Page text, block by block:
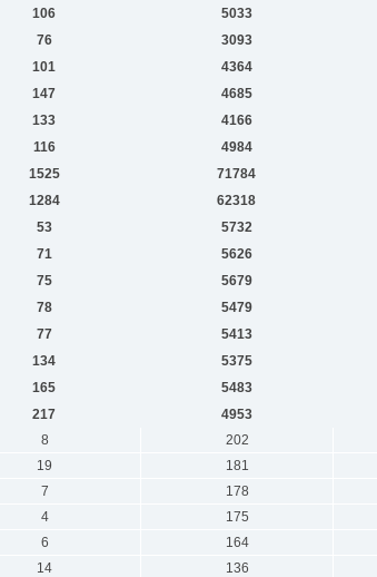
106 5033
76 3093
101 4364
147 4685
133 4166
116 4984
1525 71784
1284 62318
53 5732
71 5626
75 5679
78 5479
77 5413
134 5375
165 5483
217 4953
8 202
19 181
7 178
4 175
6 164
14 136